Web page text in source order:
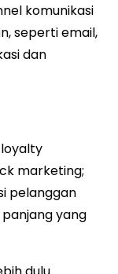
komunikasi
seperti email,
dan
marketing;
pelanggan
yang